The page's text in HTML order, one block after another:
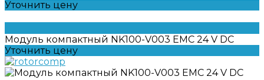
Уточнить цену
Модуль компактный NK100-V003 EMC 24 V DC
Уточнить цену